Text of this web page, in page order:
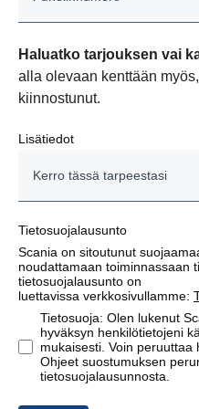
Haluatko tarjouksen vai
alla olevaan kenttään
kiinnostunut.
Lisätiedot
Tietosuojalausunto
Scania on sitoutunut
noudattamaan toiminnassaan
tietosuojalausunto on
luettavissa verkkosivullamme:
Tietosuoja: Olen lukenut
hyväksyn henkilötietojeni
mukaisesti. Voin peruuttaa
Ohjeet suostumuksen
tietosuojalausunnosta.